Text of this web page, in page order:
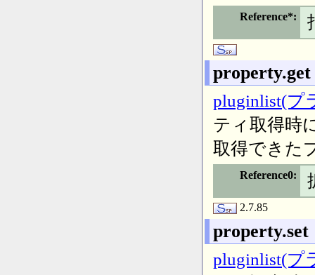
Reference*
property.get
pluginlist(プ
ティ取得時
取得できた
Reference0
2.7.85
property.set
pluginlist(プ